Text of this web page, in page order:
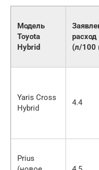
Модель
Toyota
Hybrid
расход
(л/100
Yaris Cross
Hybrid
4.4
Prius